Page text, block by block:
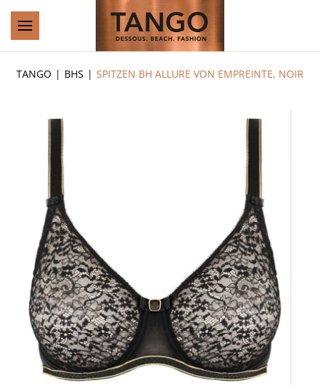
Zum Hauptinhalt springen
TANGO BHS SPITZEN BH ALLURE VON EMPREINTE, NOIR